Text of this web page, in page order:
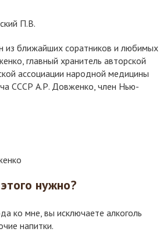
П.В.
из ближайших соратников и любимых
главный хранитель авторской
ассоциации народной медицины
СССР А.Р. Довженко, член Нью-
нужно?
ко мне, вы исключаете алкоголь
напитки.